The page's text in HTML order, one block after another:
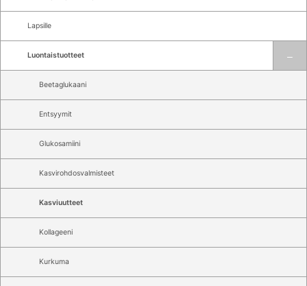
Lapsille
Luontaistuotteet
Beetaglukaani
Entsyymit
Glukosamiini
Kasvirohdosvalmisteet
Kasviuutteet
Kollageeni
Kurkuma